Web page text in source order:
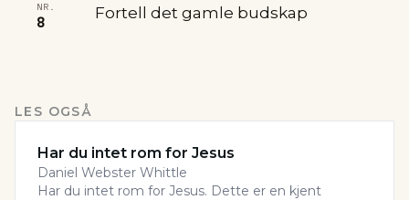
NR.
8
Fortell det gamle budskap
LES OGSÅ
Har du intet rom for Jesus
Daniel Webster Whittle
Har du intet rom for Jesus. Dette er en kjent